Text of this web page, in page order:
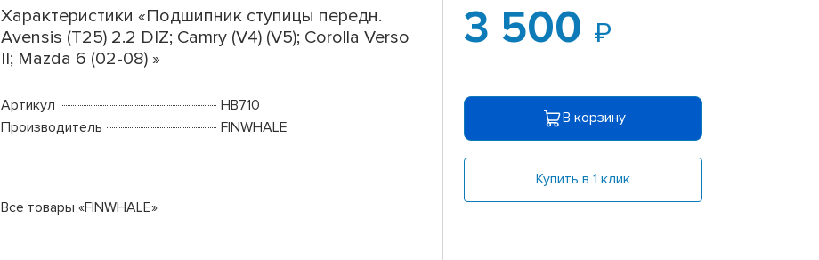
Характеристики «Подшипник ступицы передн.
Avensis (T25) 2.2 DIZ; Camry (V4) (V5); Corolla Verso
II; Mazda 6 (02-08) »
Артикул
HB710
Производитель
FINWHALE
Все товары «FINWHALE»
3 500
В корзину
Купить в 1 клик